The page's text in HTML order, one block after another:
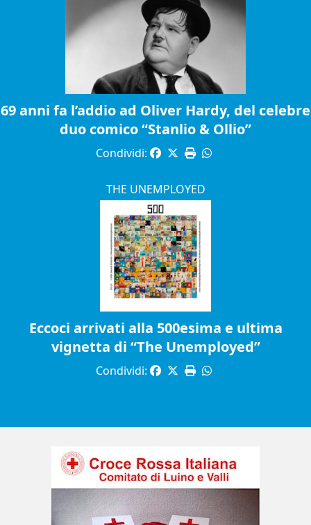
69 anni fa l’addio ad Oliver Hardy, del celebre
duo comico “Stanlio & Ollio”
Condividi:
THE UNEMPLOYED
Eccoci arrivati alla 500esima e ultima
vignetta di “The Unemployed”
Condividi: